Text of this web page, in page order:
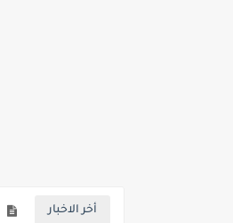
أخر الاخبار